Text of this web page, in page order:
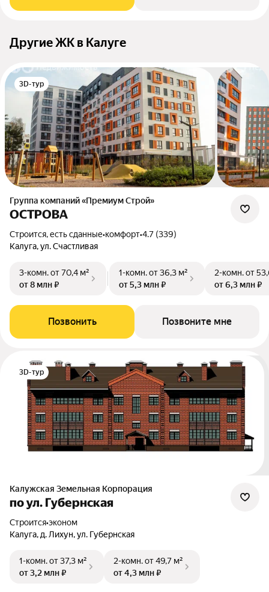
Другие ЖК в Калуге
3D-тур
Группа компаний «Премиум Строй»
ОСТРОВА
Строится, есть сданные•комфорт•4.7 (339)
Калуга, ул. Счастливая
3-комн.от 70,4 м²
от 8 млн ₽
1-комн.от 36,3 м²
от 5,3 млн ₽
2-комн.от
от 6,3 млн ₽
Позвонить Позвоните мне
3D-тур
Калужская Земельная Корпорация
по ул. Губернская
Строится•эконом
Калуга, д. Лихун, ул. Губернская
1-комн.от 37,3 м²
от 3,2 млн ₽
2-комн.от 49,7 м²
от 4,3 млн ₽